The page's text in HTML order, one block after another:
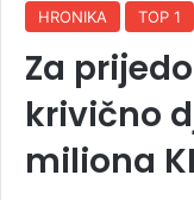
HRONIKA TOP 1
Za
krivično
miliona